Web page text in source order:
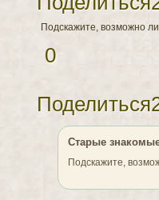
Подскажите, возможно
0
Поделиться
Старые
Подскажите,